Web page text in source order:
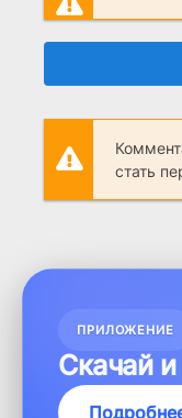
стать
ПРИЛОЖЕНИЕ
Скачай